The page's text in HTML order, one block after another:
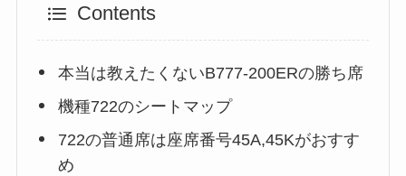
Contents
本当は教えたくないB777-200ERの勝ち席
機種722のシートマップ
722の普通席は座席番号45A,45Kがおすす
め